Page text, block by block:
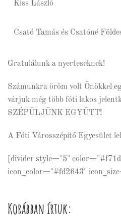
Kiss László
Csató Tamás és Csatóné
Gratulálunk a nyerteseknek!
Számunkra öröm volt Önökkel
várjuk még több fóti lakos
SZÉPÜLJÜNK EGYÜTT!
A Fóti Városszépítő Egyesület
[divider style="5"
icon_color="#fd2643"
Korábban írtuk: